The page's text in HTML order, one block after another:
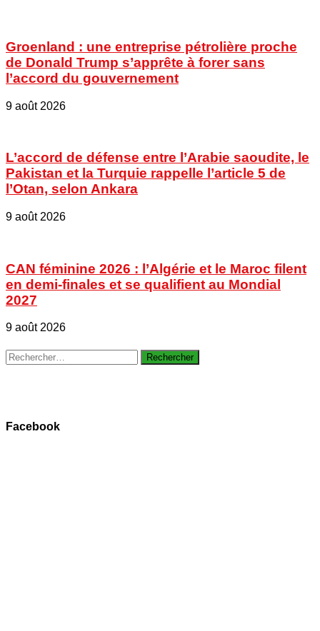
Groenland : une entreprise pétrolière proche
de Donald Trump s’apprête à forer sans
l’accord du gouvernement
9 août 2026
L’accord de défense entre l’Arabie saoudite, le
Pakistan et la Turquie rappelle l’article 5 de
l’Otan, selon Ankara
9 août 2026
CAN féminine 2026 : l’Algérie et le Maroc filent
en demi-finales et se qualifient au Mondial
2027
9 août 2026
Rechercher :
Facebook